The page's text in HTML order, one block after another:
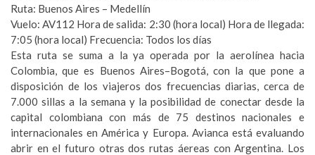
Ruta: Buenos Aires – Medellín
Vuelo: AV112 Hora de salida: 2:30 (hora local) Hora de llegada:
7:05 (hora local) Frecuencia: Todos los días
Esta ruta se suma a la ya operada por la aerolínea hacia
Colombia, que es Buenos Aires–Bogotá, con la que pone a
disposición de los viajeros dos frecuencias diarias, cerca de
7.000 sillas a la semana y la posibilidad de conectar desde la
capital colombiana con más de 75 destinos nacionales e
internacionales en América y Europa. Avianca está evaluando
abrir en el futuro otras dos rutas áereas con Argentina. Los